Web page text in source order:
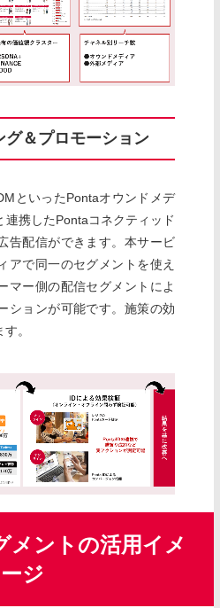
＆プロモーション
といったPontaオウンドメデ
連携したPontaコネクティッド
告配信ができます。本サービ
アで同一のセグメントを使え
マー側の配信セグメントによ
ションが可能です。施策の効
。
ントの活用イメ
ージ